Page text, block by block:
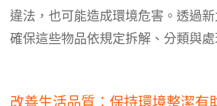
違法，也可能造成環境危害。透過
確保這些物品依規定拆解、分類與處
改善生活品質：保持環境整潔有